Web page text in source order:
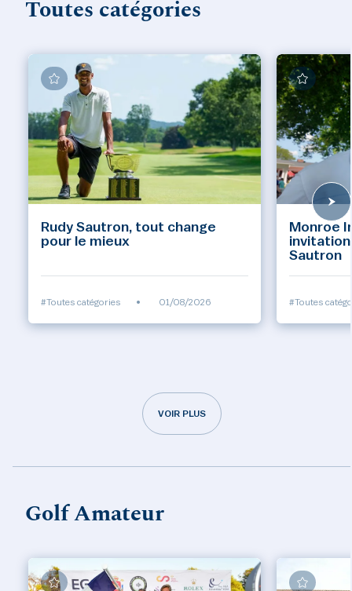
Toutes catégories
Rudy Sautron, tout change
pour le mieux
#Toutes catégories • 01/08/2026
Monroe
invitation
Sautron
#Toutes
VOIR PLUS
Golf Amateur